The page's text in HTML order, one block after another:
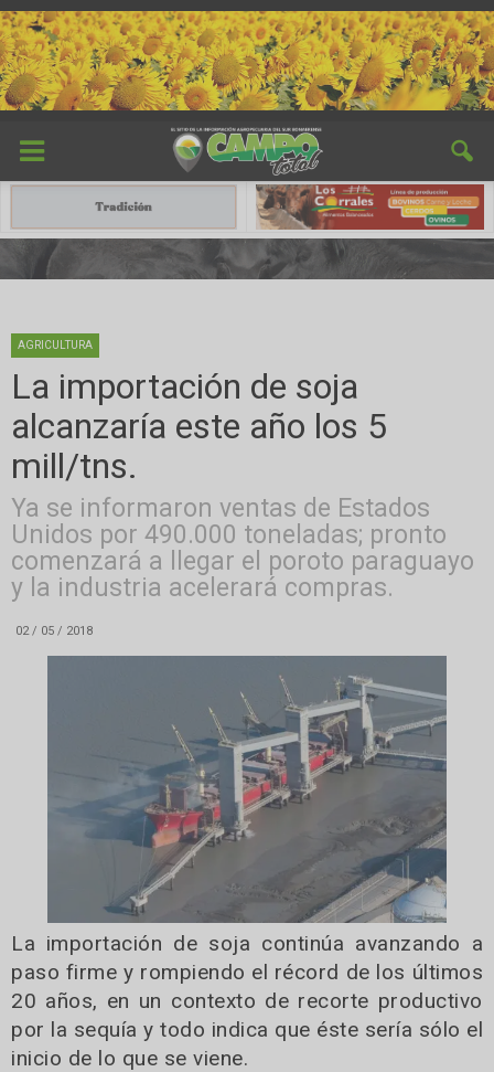
AGRICULTURA
La importación de soja
alcanzaría este año los 5
mill/tns.
Ya se informaron ventas de Estados
Unidos por 490.000 toneladas; pronto
comenzará a llegar el poroto paraguayo
y la industria acelerará compras.
02 / 05 / 2018
La importación de soja continúa avanzando a
paso firme y rompiendo el récord de los últimos
20 años, en un contexto de recorte productivo
por la sequía y todo indica que éste sería sólo el
inicio de lo que se viene.